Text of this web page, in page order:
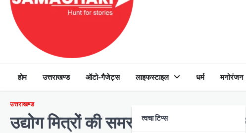
होम उत्तराखण्ड ऑटो-गैजेट्स लाइफस्टाइल
त्वचा टिप्स
धर्म मनोरंजन
उत्तराखण्ड
उद्योग मित्रों की समस्याओं का समाधान